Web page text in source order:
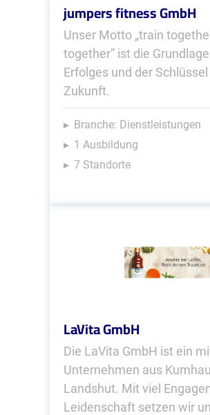
jumpers fitness GmbH
Unser Motto „train
together” ist die
Erfolges und der
Zukunft.
Branche: Dienstleistungen
1 Ausbildung
7 Standorte
LaVita GmbH
Die LaVita GmbH ist ein
Unternehmen aus
Landshut. Mit viel
Leidenschaft setzen wir